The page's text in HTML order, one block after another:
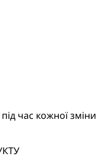
час кожної зміни